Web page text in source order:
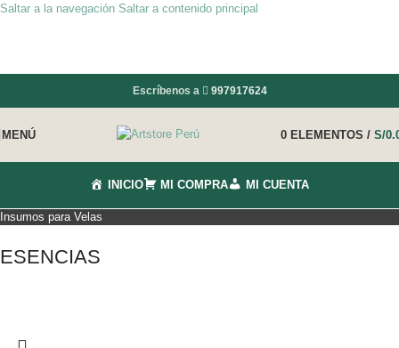
Saltar a la navegación Saltar a contenido principal
Escríbenos a 997917624
MENÚ 0 ELEMENTOS / S/
INICIO MI COMPRA MI CUENTA
Insumos para Velas
ESENCIAS